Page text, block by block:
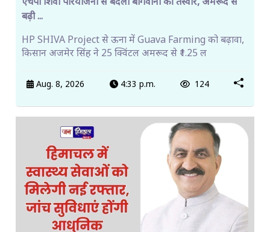
एचपी शिवा परियोजना से बदली बागवानी की तस्वीर, अमरूद से
बढ़ी ...
HP SHIVA Project से ऊना में Guava Farming को बढ़ावा,
किसान अजमेर सिंह ने 25 क्विंटल अमरूद से ₹1.25 ल
Aug. 8, 2026 4:33 p.m. 124